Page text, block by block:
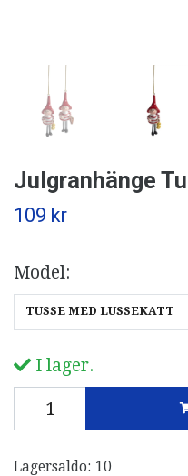
Julgranhänge
109 kr
Model:
TUSSE MED LUSSEKATT
I lager.
Lagersaldo: 10